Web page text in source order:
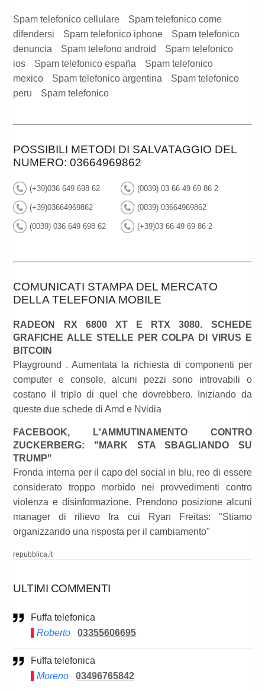
Spam telefonico cellulare
Spam telefonico come
difendersi
Spam telefonico iphone
Spam telefonico
denuncia
Spam telefono android
Spam telefonico
ios
Spam telefonico españa
Spam telefonico
mexico
Spam telefonico argentina
Spam telefonico
peru
Spam telefonico
POSSIBILI METODI DI SALVATAGGIO DEL
NUMERO: 03664969862
(+39)036 649 698 62 (0039) 03 66 49 69 86 2
(+39)03664969862 (0039) 03664969862
(0039) 036 649 698 62 (+39)03 66 49 69 86 2
COMUNICATI STAMPA DEL MERCATO
DELLA TELEFONIA MOBILE
RADEON RX 6800 XT E RTX 3080. SCHEDE
GRAFICHE ALLE STELLE PER COLPA DI VIRUS E
BITCOIN
Playground . Aumentata la richiesta di componenti per
computer e console, alcuni pezzi sono introvabili o
costano il triplo di quel che dovrebbero. Iniziando da
queste due schede di Amd e Nvidia
FACEBOOK, L'AMMUTINAMENTO CONTRO
ZUCKERBERG: "MARK STA SBAGLIANDO SU
TRUMP"
Fronda interna per il capo del social in blu, reo di essere
considerato troppo morbido nei provvedimenti contro
violenza e disinformazione. Prendono posizione alcuni
manager di rilievo fra cui Ryan Freitas: "Stiamo
organizzando una risposta per il cambiamento"
repubblica.it
ULTIMI COMMENTI
Fuffa telefonica
Roberto
03355606695
Fuffa telefonica
Moreno
03496765842